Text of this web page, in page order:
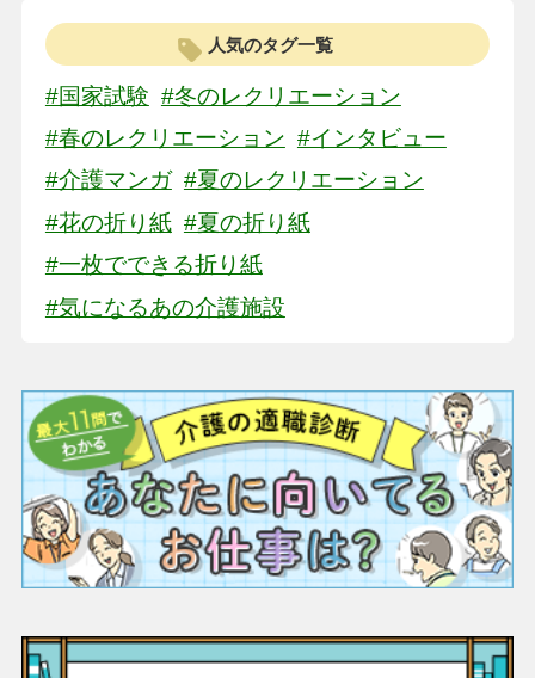
人気のタグ一覧
#国家試験 #冬のレクリエーション
#春のレクリエーション #インタビュー
#介護マンガ #夏のレクリエーション
#花の折り紙 #夏の折り紙
#一枚でできる折り紙
#気になるあの介護施設